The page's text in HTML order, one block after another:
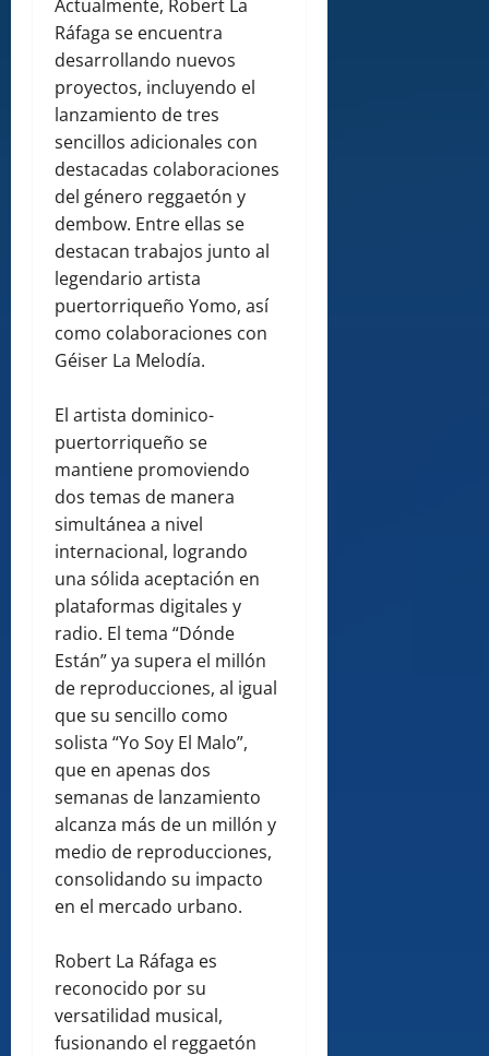
Actualmente, Robert La
Ráfaga se encuentra
desarrollando nuevos
proyectos, incluyendo el
lanzamiento de tres
sencillos adicionales con
destacadas colaboraciones
del género reggaetón y
dembow. Entre ellas se
destacan trabajos junto al
legendario artista
puertorriqueño Yomo, así
como colaboraciones con
Géiser La Melodía.
El artista dominico-
puertorriqueño se
mantiene promoviendo
dos temas de manera
simultánea a nivel
internacional, logrando
una sólida aceptación en
plataformas digitales y
radio. El tema “Dónde
Están” ya supera el millón
de reproducciones, al igual
que su sencillo como
solista “Yo Soy El Malo”,
que en apenas dos
semanas de lanzamiento
alcanza más de un millón y
medio de reproducciones,
consolidando su impacto
en el mercado urbano.
Robert La Ráfaga es
reconocido por su
versatilidad musical,
fusionando el reggaetón